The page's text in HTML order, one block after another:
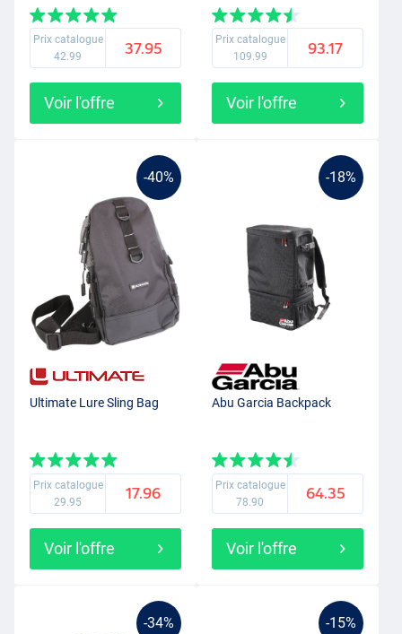
Prix catalogue
42.99
37.95
Voir l'offre
Prix catalogue
109.99
93.17
Voir l'offre
-40%
Ultimate Lure Sling Bag
Prix catalogue
29.95
17.96
Voir l'offre
-18%
Abu Garcia Backpack
Prix catalogue
78.90
64.35
Voir l'offre
-34% -15%